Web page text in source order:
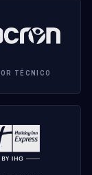
TÉCNICO